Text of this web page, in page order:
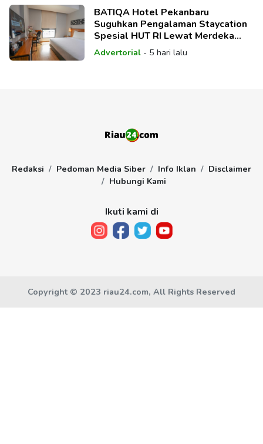
BATIQA Hotel Pekanbaru
Suguhkan Pengalaman Staycation
Spesial HUT RI Lewat Merdeka
Deal Package
Advertorial- 5 hari lalu
Redaksi Pedoman Media Siber Info Iklan
Disclaimer
Hubungi Kami
Ikuti kami di
Copyright © 2023 riau24.com, All Rights Reserved